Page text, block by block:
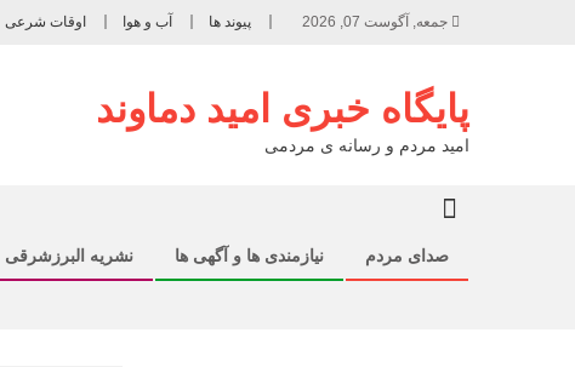
جمعه, آگوست 07, 2026 پیوند ها آب و هوا اوقات شرعی
پایگاه خبری امید دماوند
امید مردم و رسانه ی مردمی
نشریه البرزشرقی نیازمندی ها و آگهی ها صدای مردم